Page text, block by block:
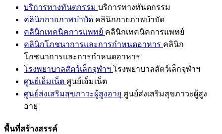
บริการทางทันตกรรม บริการทางทันตกรรม
คลินิกกายภาพบำบัด คลินิกกายภาพบำบัด
คลินิกเทคนิคการแพทย์ คลินิกเทคนิคการแพทย์
คลินิกโภชนาการและการกำหนดอาหาร คลินิก
โภชนาการและการกำหนดอาหาร
โรงพยาบาลสัตว์เล็กจุฬาฯ โรงพยาบาลสัตว์เล็กจุฬาฯ
ศูนย์เอ็มเน็ต ศูนย์เอ็มเน็ต
ศูนย์ส่งเสริมสุขภาวะผู้สูงอายุ ศูนย์ส่งเสริมสุขภาวะผู้สูง
อายุ
พื้นที่สร้างสรรค์